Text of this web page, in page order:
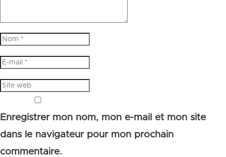
Enregistrer mon nom, mon e-mail et mon site
dans le navigateur pour mon prochain
commentaire.